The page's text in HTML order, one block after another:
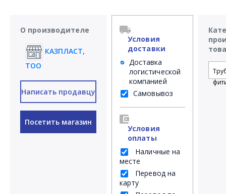
О производителе
КАЗПЛАСТ,
ТОО
Написать продавцу
Посетить магазин
Условия
доставки
Доставка
логистической
компанией
Самовывоз
Условия
оплаты
Наличные на
месте
Перевод на
карту